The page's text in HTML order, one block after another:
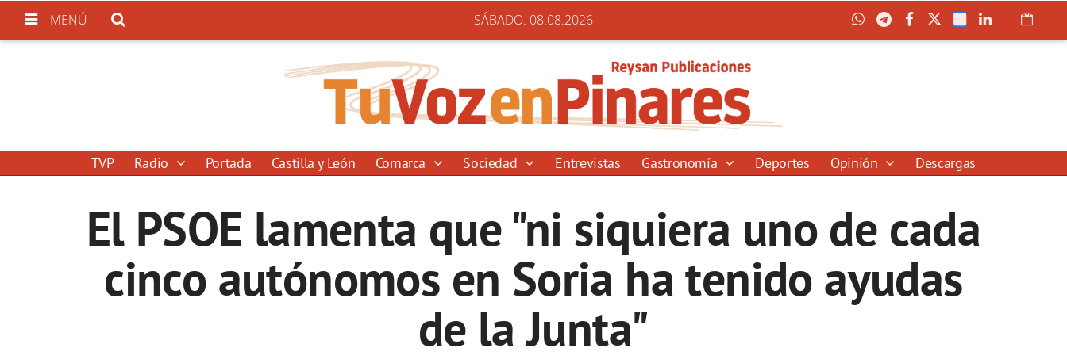
MENÚ SÁBADO. 08.08.2026
TVP Radio Portada Castilla y León Comarca Sociedad Entrevistas Gastronomía Deportes Opinión Descargas
El PSOE lamenta que "ni siquiera uno de cada
cinco autónomos en Soria ha tenido ayudas
de la Junta"